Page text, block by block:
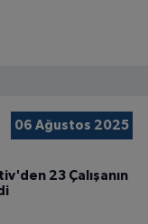
06 Ağustos 2025
23 Çalışanın